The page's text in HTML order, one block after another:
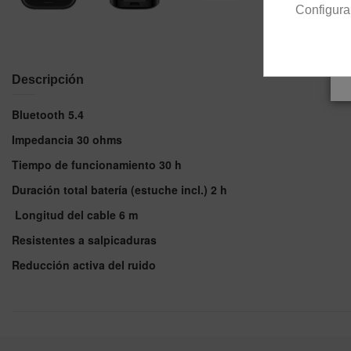
Descripción
Bluetooth 5.4
Impedancia 30 ohms
Tiempo de funcionamiento 30 h
Duración total batería (estuche incl.) 2 h
Longitud del cable 6 m
Resistentes a salpicaduras
Reducción activa del ruido